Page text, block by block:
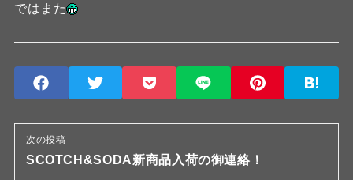
ではまた
次の投稿
SCOTCH&SODA新商品入荷の御連絡！